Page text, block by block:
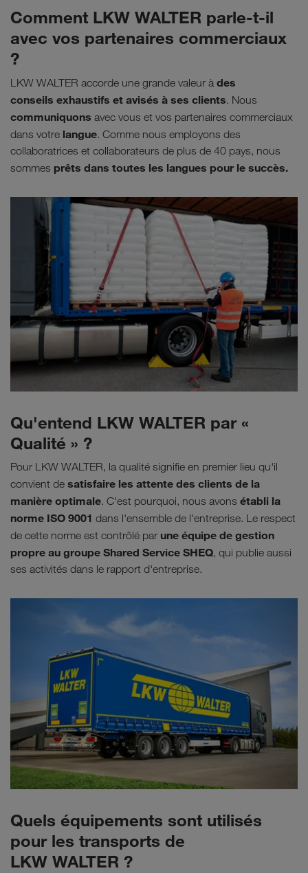
Comment LKW WALTER parle-t-il
avec vos partenaires commerciaux
?
LKW WALTER accorde une grande valeur à des
conseils exhaustifs et avisés à ses clients. Nous
communiquons avec vous et vos partenaires commerciaux
dans votre langue. Comme nous employons des
collaboratrices et collaborateurs de plus de 40 pays, nous
sommes prêts dans toutes les langues pour le succès.
Qu'entend LKW WALTER par «
Qualité » ?
Pour LKW WALTER, la qualité signifie en premier lieu qu'il
convient de satisfaire les attente des clients de la
manière optimale. C'est pourquoi, nous avons établi la
norme ISO 9001 dans l'ensemble de l'entreprise. Le respect
de cette norme est contrôlé par une équipe de gestion
propre au groupe Shared Service SHEQ, qui publie aussi
ses activités dans le rapport d'entreprise.
Quels équipements sont utilisés
pour les transports de
LKW WALTER ?